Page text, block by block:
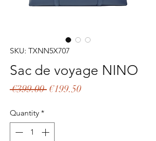
SKU: TXNN5X707
Sac de voyage NINO
€399.00 Regular
€199.50Sale
Quantity *